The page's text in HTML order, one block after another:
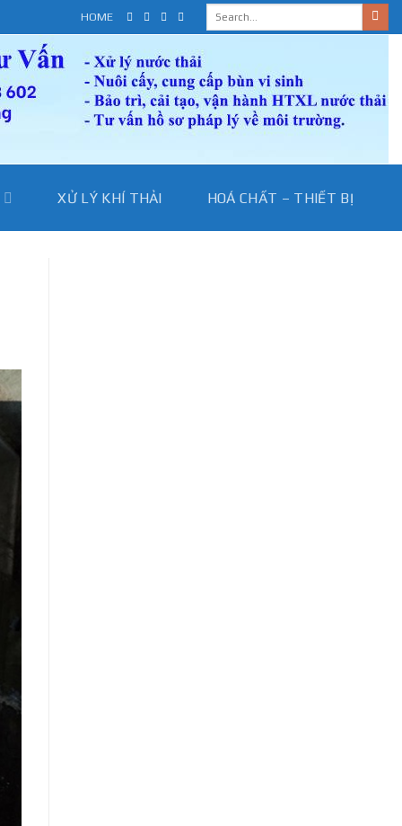
HOME
XỬ LÝ KHÍ THẢI HOÁ CHẤT – THIẾT BỊ